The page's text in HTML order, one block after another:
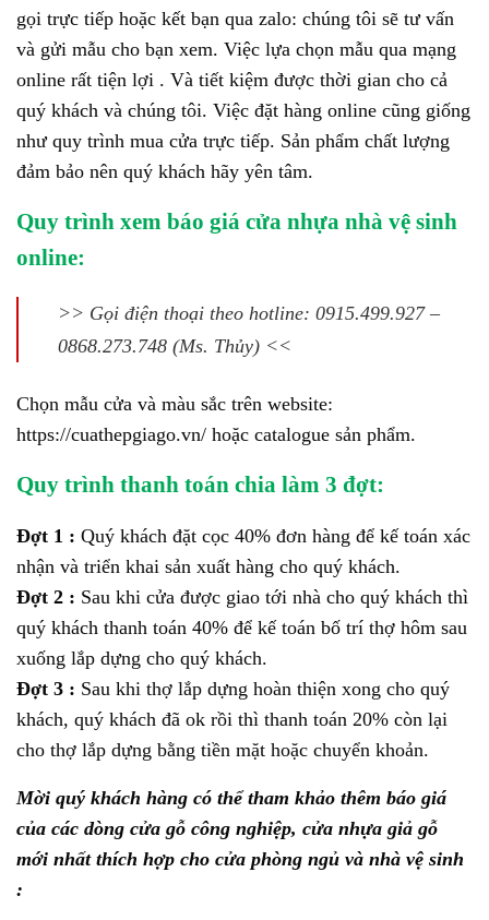
gọi trực tiếp hoặc kết bạn qua zalo: chúng tôi sẽ tư vấn
và gửi mẫu cho bạn xem. Việc lựa chọn mẫu qua mạng
online rất tiện lợi . Và tiết kiệm được thời gian cho cả
quý khách và chúng tôi. Việc đặt hàng online cũng giống
như quy trình mua cửa trực tiếp. Sản phẩm chất lượng
đảm bảo nên quý khách hãy yên tâm.
Quy trình xem báo giá cửa nhựa nhà vệ sinh
online:
>> Gọi điện thoại theo hotline: 0915.499.927 –
0868.273.748 (Ms. Thủy) <<
Chọn mẫu cửa và màu sắc trên website:
https://cuathepgiago.vn/ hoặc catalogue sản phẩm.
Quy trình thanh toán chia làm 3 đợt:
Đợt 1 : Quý khách đặt cọc 40% đơn hàng để kế toán xác
nhận và triển khai sản xuất hàng cho quý khách.
Đợt 2 : Sau khi cửa được giao tới nhà cho quý khách thì
quý khách thanh toán 40% để kế toán bố trí thợ hôm sau
xuống lắp dựng cho quý khách.
Đợt 3 : Sau khi thợ lắp dựng hoàn thiện xong cho quý
khách, quý khách đã ok rồi thì thanh toán 20% còn lại
cho thợ lắp dựng bằng tiền mặt hoặc chuyển khoản.
Mời quý khách hàng có thể tham khảo thêm báo giá
của các dòng cửa gỗ công nghiệp, cửa nhựa giả gỗ
mới nhất thích hợp cho cửa phòng ngủ và nhà vệ sinh
: